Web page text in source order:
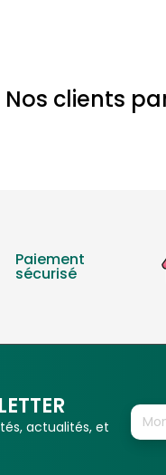
Nos clients
Paiement
sécurisé
actualités, et